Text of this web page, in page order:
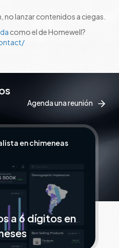
no lanzar contenidos a ciegas.
como el de Homewell?
Agenda una reunión
en chimeneas
a 6 dígitos en